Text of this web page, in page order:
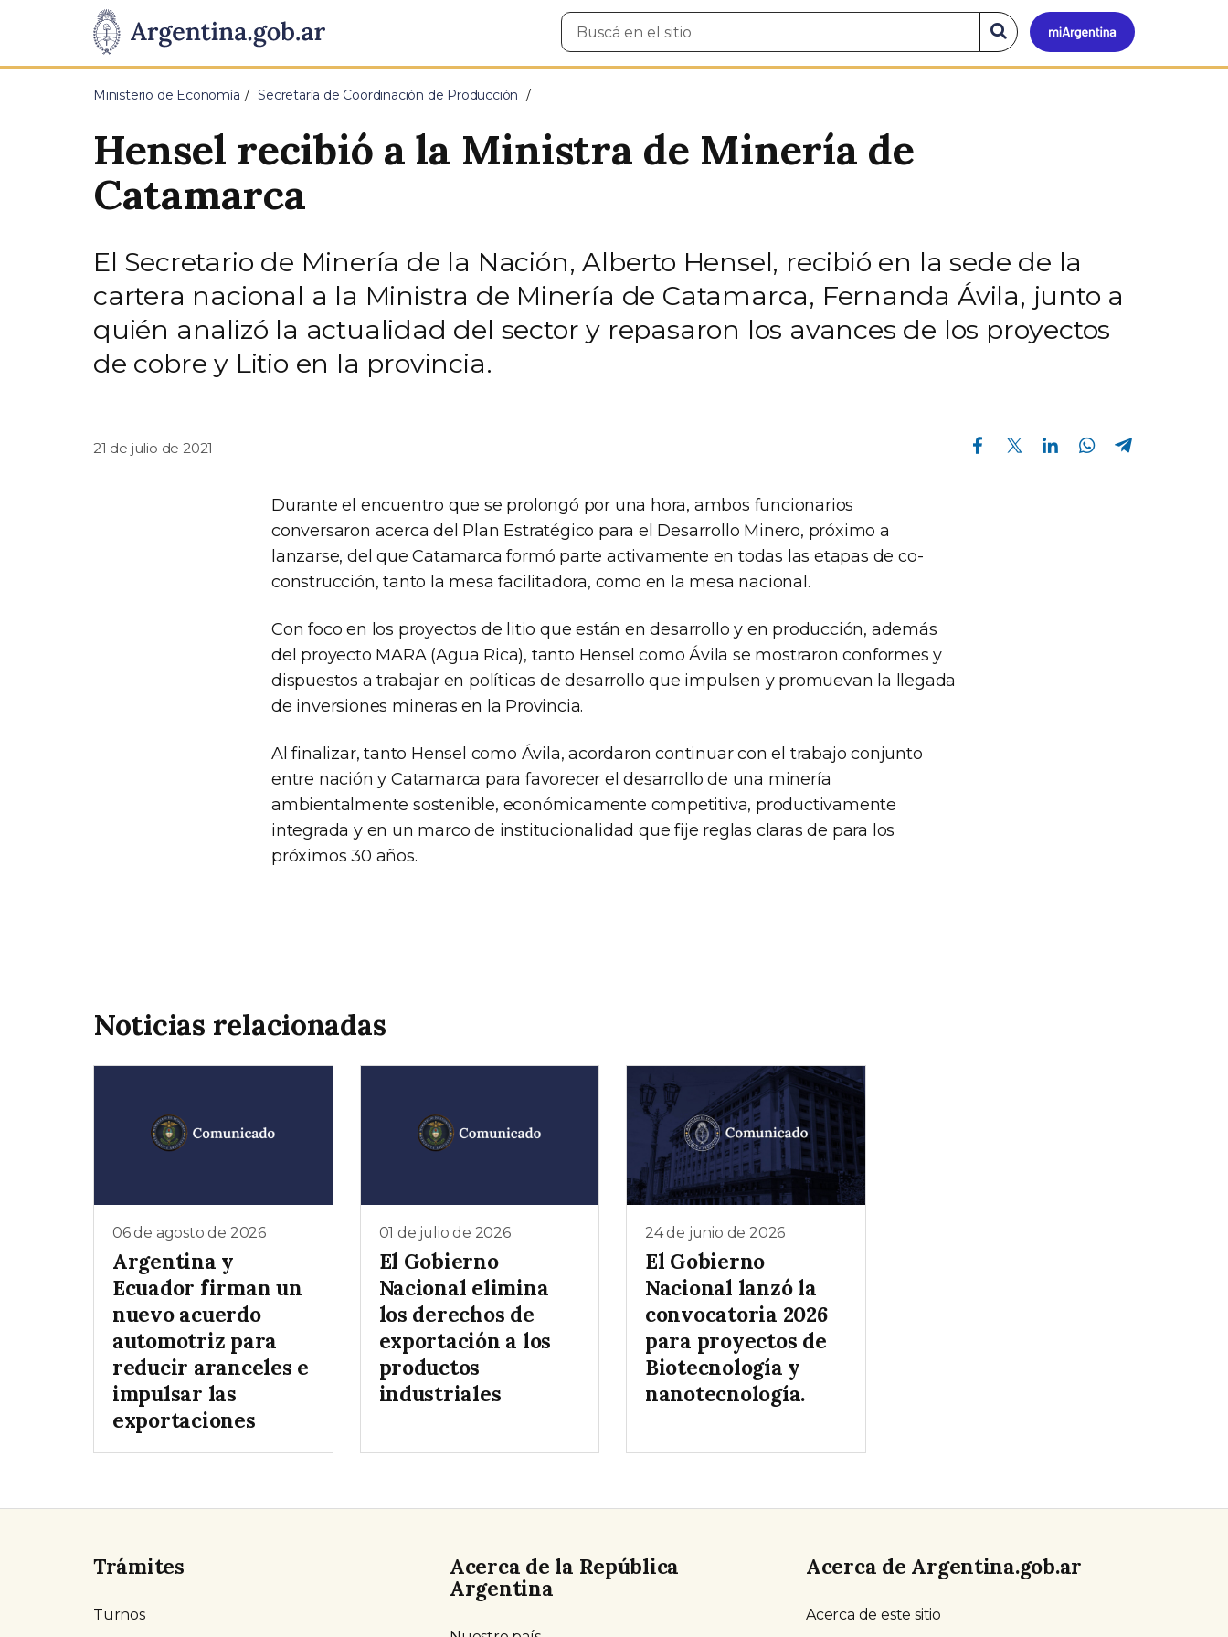
Presidencia
de
Pasar al contenido principal
Mi
Buscar
en
Buscar
en
el
Ministerio de Economía Secretaría de Coordinación de Producción
Hensel recibió a la Ministra de Minería de
Catamarca
El Secretario de Minería de la Nación, Alberto Hensel, recibió en la sede de la
cartera nacional a la Ministra de Minería de Catamarca, Fernanda Ávila, junto a
quién analizó la actualidad del sector y repasaron los avances de los proyectos
de cobre y Litio en la provincia.
21 de julio de 2021
Compartir en Facebook Compartir en Twitter Compartir en Linkedin Compartir en Whatsapp
Durante el encuentro que se prolongó por una hora, ambos funcionarios
conversaron acerca del Plan Estratégico para el Desarrollo Minero, próximo a
lanzarse, del que Catamarca formó parte activamente en todas las etapas de co-
construcción, tanto la mesa facilitadora, como en la mesa nacional.
Con foco en los proyectos de litio que están en desarrollo y en producción, además
del proyecto MARA (Agua Rica), tanto Hensel como Ávila se mostraron conformes y
dispuestos a trabajar en políticas de desarrollo que impulsen y promuevan la llegada
de inversiones mineras en la Provincia.
Al finalizar, tanto Hensel como Ávila, acordaron continuar con el trabajo conjunto
entre nación y Catamarca para favorecer el desarrollo de una minería
ambientalmente sostenible, económicamente competitiva, productivamente
integrada y en un marco de institucionalidad que fije reglas claras de para los
próximos 30 años.
Noticias relacionadas
06 de agosto de 2026
Argentina y
Ecuador firman un
nuevo acuerdo
automotriz para
reducir aranceles e
impulsar las
exportaciones
01 de julio de 2026
El Gobierno
Nacional elimina
los derechos de
exportación a los
productos
industriales
24 de junio de 2026
El Gobierno
Nacional lanzó la
convocatoria 2026
para proyectos de
Biotecnología y
nanotecnología.
Trámites
Turnos
Acerca de la República
Argentina
Acerca de Argentina.gob.ar
Acerca de este sitio